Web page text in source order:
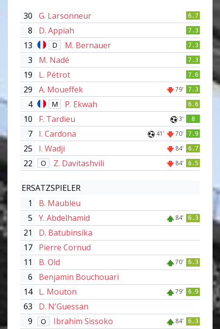
30 G. Larsonneur 6.7
8 D. Appiah 7.3
13 D M. Bernauer 7.3
3 M. Nadé 7.3
19 L. Pétrot 7.6
29 A. Moueffek 79' 7.3
4 M P. Ekwah 6.6
10 F. Tardieu 3' 8
7 I. Cardona 41' 70' 7.9
25 I. Wadji 84' 6.7
22 O Z. Davitashvili 84' 6.5
ERSATZSPIELER
1
B. Maubleu
5
Y. Abdelhamid 84' 6.3
21
D. Batubinsika
17
Pierre Cornud
11
B. Old 70' 6.3
6
Benjamin Bouchouari
14
L. Mouton 79' 6.9
63
D. N'Guessan
9
O Ibrahim Sissoko 84' 6.3